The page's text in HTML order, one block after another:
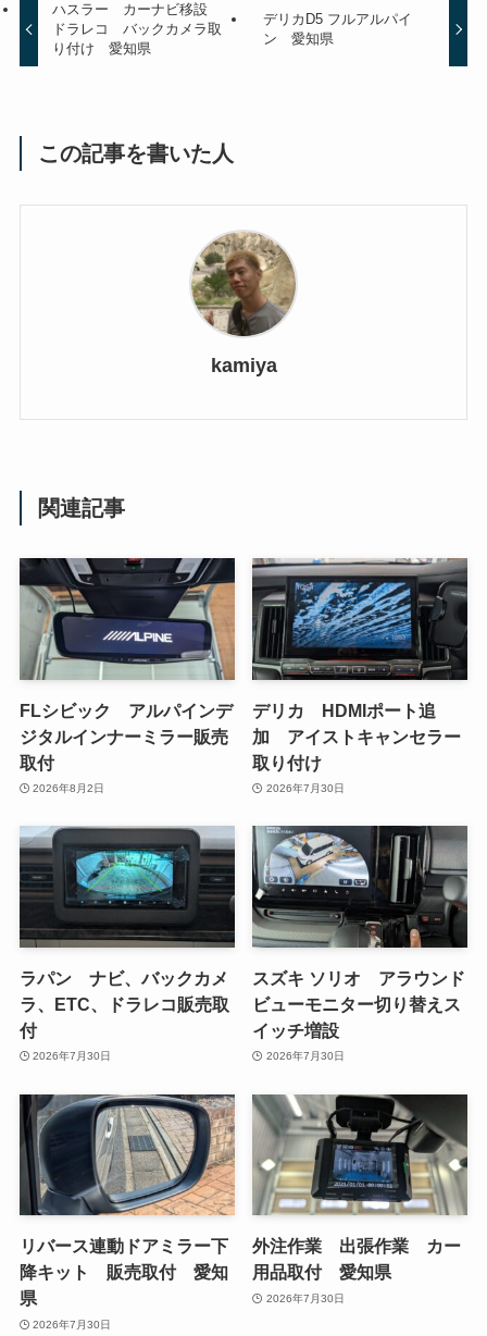
ハスラー カーナビ移設
ドラレコ バックカメラ取
り付け 愛知県
デリカD5 フルアルパイ
ン 愛知県
この記事を書いた人
kamiya
関連記事
FLシビック アルパインデ
ジタルインナーミラー販売
取付
2026年8月2日
デリカ HDMIポート追
加 アイストキャンセラー
取り付け
2026年7月30日
ラパン ナビ、バックカメ
ラ、ETC、ドラレコ販売取
付
2026年7月30日
スズキ ソリオ アラウンド
ビューモニター切り替えス
イッチ増設
2026年7月30日
リバース連動ドアミラー下
降キット 販売取付 愛知
県
2026年7月30日
外注作業 出張作業 カー
用品取付 愛知県
2026年7月30日